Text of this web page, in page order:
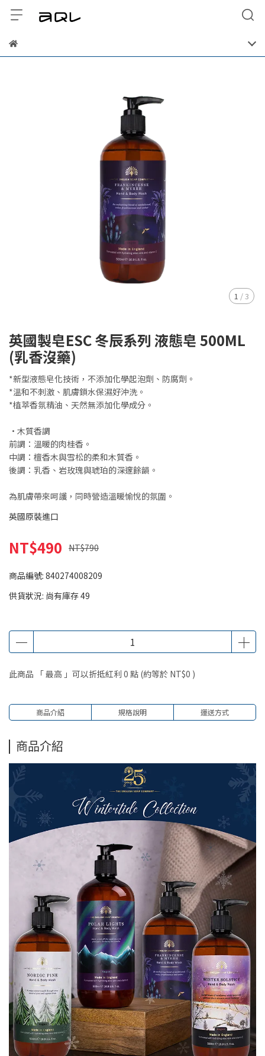
1 /3
英國製皂ESC 冬辰系列 液態皂 500ML
(乳香沒藥)
*新型液態皂化技術，不添加化學起泡劑、防腐劑。
*溫和不刺激、肌膚鎖水保濕好沖洗。
*植萃香氛精油、天然無添加化學成分。
•木質香調
前調：溫暖的肉桂香。
中調：檀香木與雪松的柔和木質香。
後調：乳香、岩玫瑰與琥珀的深邃餘韻。
為肌膚帶來呵護，同時營造溫暖愉悅的氛圍。
英國原裝進口
NT$490 NT$790
商品編號: 840274008209
供貨狀況: 尚有庫存 49
此商品 「 最高 」可以折抵紅利 0 點 (約等於 NT$0 )
商品介紹 規格說明 運送方式
商品介紹